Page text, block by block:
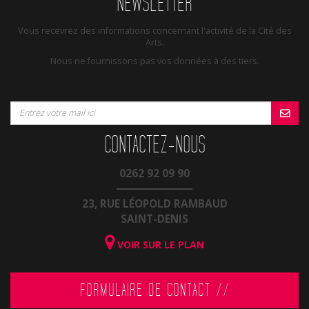
Vous recevrez des informations concernant l'activité de la Cité des
Arts.
Nous ne fournissons pas vos données à des tiers.
CONTACTEZ-NOUS
0262 92 09 90
23, RUE LÉOPOLD RAMBAUD
SAINT-DENIS
VOIR SUR LE PLAN
FORMULAIRE DE CONTACT //